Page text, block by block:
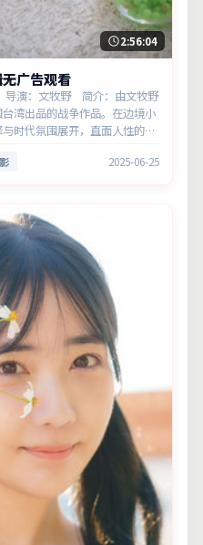
2:56:04
广告观看
导演：文牧野 简介：由文牧野
湾出品的战争作品。在边境小
时代氛围展开，直面人性的幽
2025-06-25